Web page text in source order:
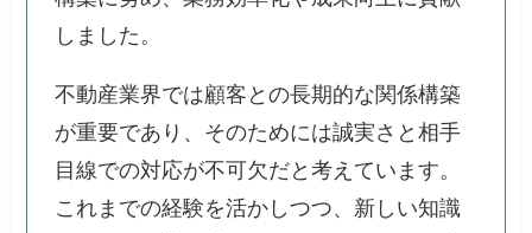
しました。
不動産業界では顧客との長期的な関係構築
が重要であり、そのためには誠実さと相手
目線での対応が不可欠だと考えています。
これまでの経験を活かしつつ、新しい知識